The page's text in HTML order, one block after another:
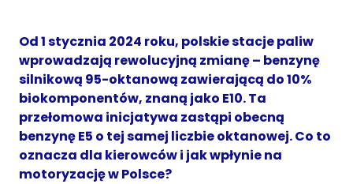
Od 1 stycznia 2024 roku, polskie stacje paliw
wprowadzają rewolucyjną zmianę – benzynę
silnikową 95-oktanową zawierającą do 10%
biokomponentów, znaną jako E10. Ta
przełomowa inicjatywa zastąpi obecną
benzynę E5 o tej samej liczbie oktanowej. Co to
oznacza dla kierowców i jak wpłynie na
motoryzację w Polsce?